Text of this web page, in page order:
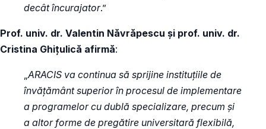
decât încurajator.”
Prof. univ. dr. Valentin Năvrăpescu și prof. univ. dr.
Cristina Ghițulică afirmă:
ARACIS va continua să sprijine instituțiile de
învățământ superior în procesul de implementare
a programelor cu dublă specializare, precum și
a altor forme de pregătire universitară flexibilă,